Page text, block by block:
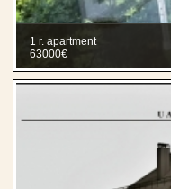
1 r. apartment
63000€